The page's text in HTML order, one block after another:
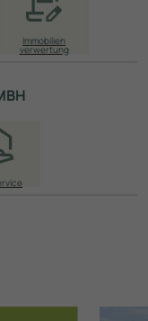
Immobilien­
verwertung